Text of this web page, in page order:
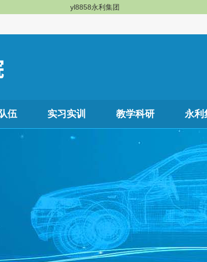
yl8858永利集团
伍 实习实训 教学科研 永利